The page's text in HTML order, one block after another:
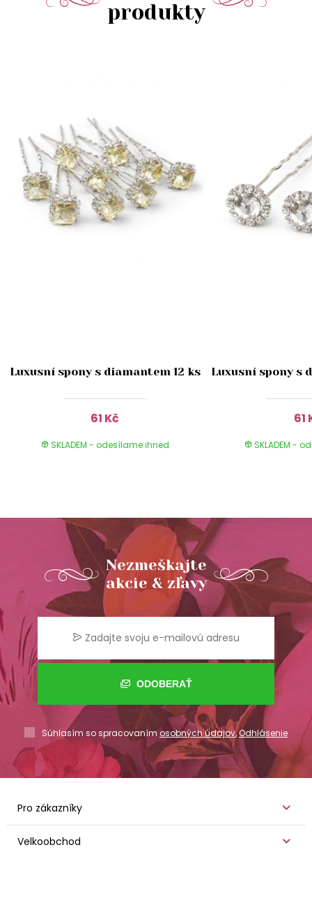
produkty
Luxusní spony s diamantem 12 ks
61 Kč
SKLADEM - odesílame ihned
Luxusní spony s
61
SKLADEM -
Nezmeškajte
akcie & zľavy
ODOBERAŤ
Súhlasím so spracovaním osobných údajov,Odhlásenie
Pro zákazníky
Velkoobchod